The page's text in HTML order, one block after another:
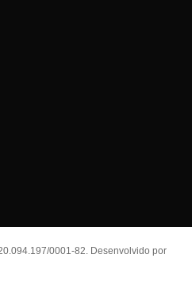
0001-82. Desenvolvido por